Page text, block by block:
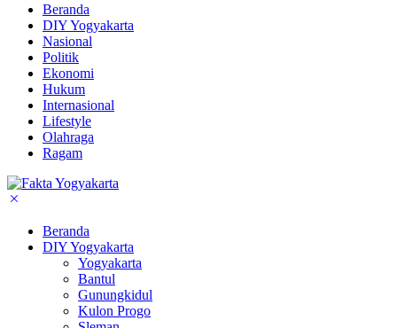
Beranda
DIY Yogyakarta
Nasional
Politik
Ekonomi
Hukum
Internasional
Lifestyle
Olahraga
Ragam
Beranda
DIY Yogyakarta
Yogyakarta
Bantul
Gunungkidul
Kulon Progo